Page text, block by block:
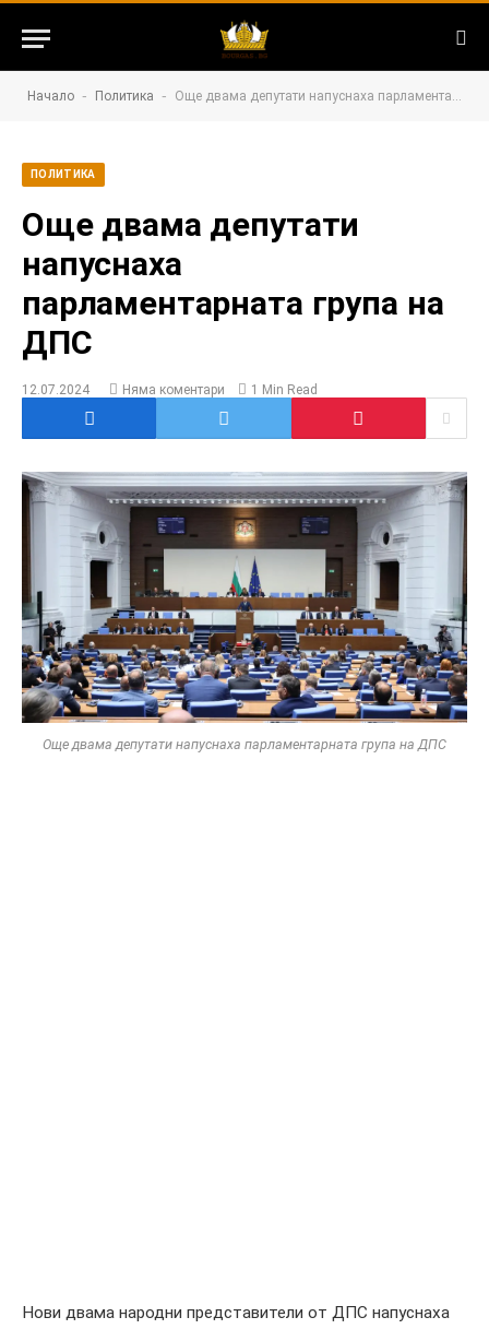
Начало - Политика - Още двама депутати напуснаха парламентарната група на ДПС
ПОЛИТИКА
Още двама депутати
напуснаха
парламентарната група на
ДПС
12.07.2024 Няма коментари 1 Min Read
Още двама депутати напуснаха парламентарната група на ДПС
Нови двама народни представители от ДПС напуснаха